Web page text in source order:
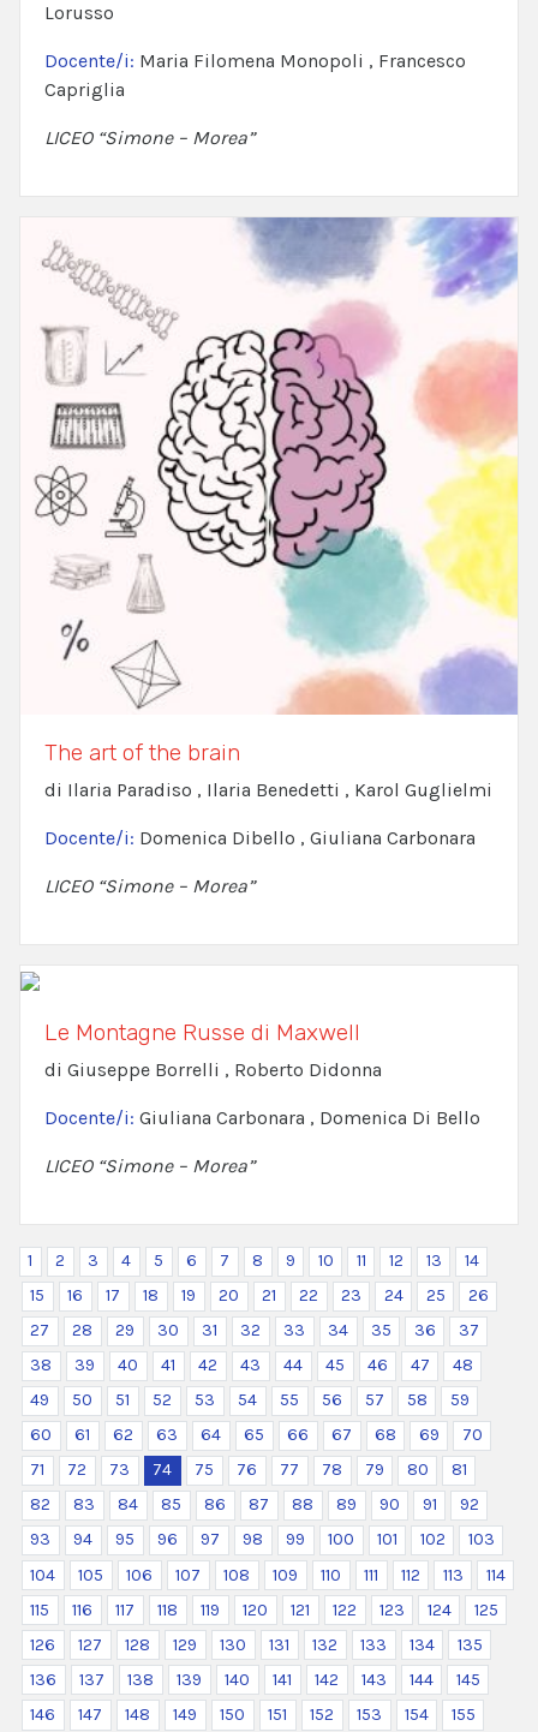
Lorusso
Docente/i: Maria Filomena Monopoli , Francesco
Capriglia
LICEO “Simone – Morea”
The art of the brain
di Ilaria Paradiso , Ilaria Benedetti , Karol Guglielmi
Docente/i: Domenica Dibello , Giuliana Carbonara
LICEO “Simone – Morea”
Le Montagne Russe di Maxwell
di Giuseppe Borrelli , Roberto Didonna
Docente/i: Giuliana Carbonara , Domenica Di Bello
LICEO “Simone – Morea”
1 2 3 4 5 6 7 8 9 10 11 12 13
14
15
16 17 18 19 20 21 22 23 24 25
26
27
28 29 30 31 32 33 34 35 36
37
38
39 40 41 42 43 44 45 46 47
48
49
50 51 52 53 54 55 56 57 58
59
60
61 62 63 64 65 66 67 68 69
70
71
72 73 74 75 76 77 78 79 80
81
82
83 84 85 86 87 88 89 90 91
92
93
94 95 96 97 98 99 100 101 102
103
104
105 106 107 108 109 110 111 112 113
114
115
116 117 118 119 120 121 122 123 124
125
126
127 128 129 130 131 132 133 134
135
136
137 138 139 140 141 142 143 144
145
146
147 148 149 150 151 152 153 154 155